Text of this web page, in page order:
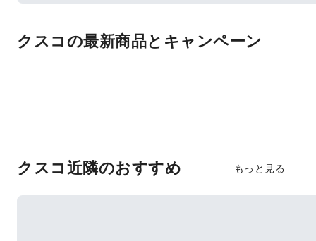
クスコの最新商品とキャンペーン
クスコ近隣のおすすめ もっと見る